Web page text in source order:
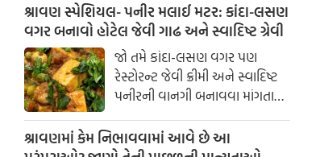
બ્રિટિશ શાસનમાંથી આઝાદી મેળવી
હતી. સ્વતંત્રતા દિવસ આપણને દેશ
માટે બલિદાન આપનારા અસંખ્ય
સ્વાતંત્ર્ય સેનાનીઓના ત્યાગ અને
શૌર્યની યાદ અપાવે છે. આ દિવસ
માત્ર ઉજવણીનો જ નહીં, પરંતુ
દેશપ્રેમ અને રાષ્ટ્રપ્રતિની ફરજો
નિભાવવાનો સંકલ્પ લેવાનો પણ
શ્રાવણ સ્પેશિયલ- પનીર મલાઈ મટર: કાંદા-લસણ
વગર બનાવો હોટેલ જેવી ગાઢ અને સ્વાદિષ્ટ ગ્રેવી
જો તમે કાંદા-લસણ વગર પણ
રેસ્ટોરન્ટ જેવી ક્રીમી અને સ્વાદિષ્ટ
પનીરની વાનગી બનાવવા માંગતા
હો, તો આ પનીર મલાઈ મટર રેસીપી
જરૂર અજમાવો. કાજુ અને ટામેટાની
શ્રાવણમાં કેમ નિભાવવામાં આવે છે આ